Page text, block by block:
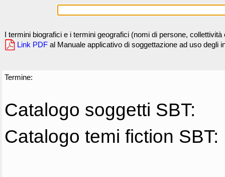
I termini biografici e i termini geografici (nomi di persone,
Link PDF al Manuale applicativo di soggettazione ad uso degli
Termine:
Catalogo soggetti SBT:
Catalogo temi fiction SBT: